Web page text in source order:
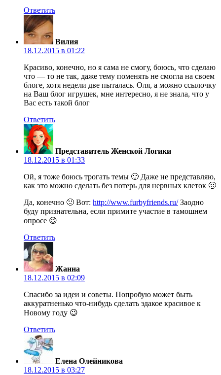
Ответить
Вилия
18.12.2015 в 01:22
Красиво, конечно, но я сама не смогу, боюсь, что сделаю
что — то не так, даже тему поменять не смогла на своем
блоге, хотя недели две пыталась. Оля, а можно ссылочку
на Ваш блог игрушек, мне интересно, я не знала, что у
Вас есть такой блог
Ответить
Представитель Женской Логики
18.12.2015 в 01:33
Ой, я тоже боюсь трогать темы 🙂 Даже не представляю,
как это можно сделать без потерь для нервных клеток 🙂
Да, конечно 🙂 Вот: http://www.furbyfriends.ru/Заодно
буду признательна, если примите участие в тамошнем
опросе 😉
Ответить
Жанна
18.12.2015 в 02:09
Спасибо за идеи и советы. Попробую может быть
аккуратненько что-нибудь сделать эдакое красивое к
Новому году 😉
Ответить
Елена Олейникова
18.12.2015 в 03:27